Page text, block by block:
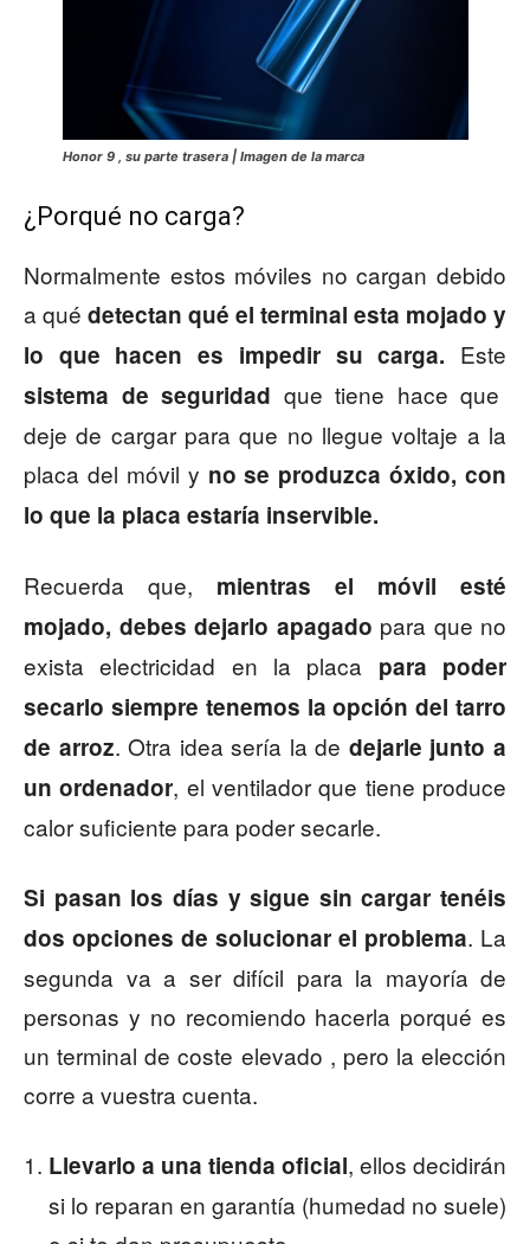
Honor 9 , su parte trasera | Imagen de la marca
¿Porqué no carga?
Normalmente estos móviles no cargan debido
a qué detectan qué el terminal esta mojado y
lo que hacen es impedir su carga. Este
sistema de seguridad que tiene hace que
deje de cargar para que no llegue voltaje a la
placa del móvil y no se produzca óxido, con
lo que la placa estaría inservible.
Recuerda que, mientras el móvil esté
mojado, debes dejarlo apagado para que no
exista electricidad en la placa para poder
secarlo siempre tenemos la opción del tarro
de arroz. Otra idea sería la de dejarle junto a
un ordenador, el ventilador que tiene produce
calor suficiente para poder secarle.
Si pasan los días y sigue sin cargar tenéis
dos opciones de solucionar el problema. La
segunda va a ser difícil para la mayoría de
personas y no recomiendo hacerla porqué es
un terminal de coste elevado , pero la elección
corre a vuestra cuenta.
Llevarlo a una tienda oficial, ellos decidirán
si lo reparan en garantía (humedad no suele)